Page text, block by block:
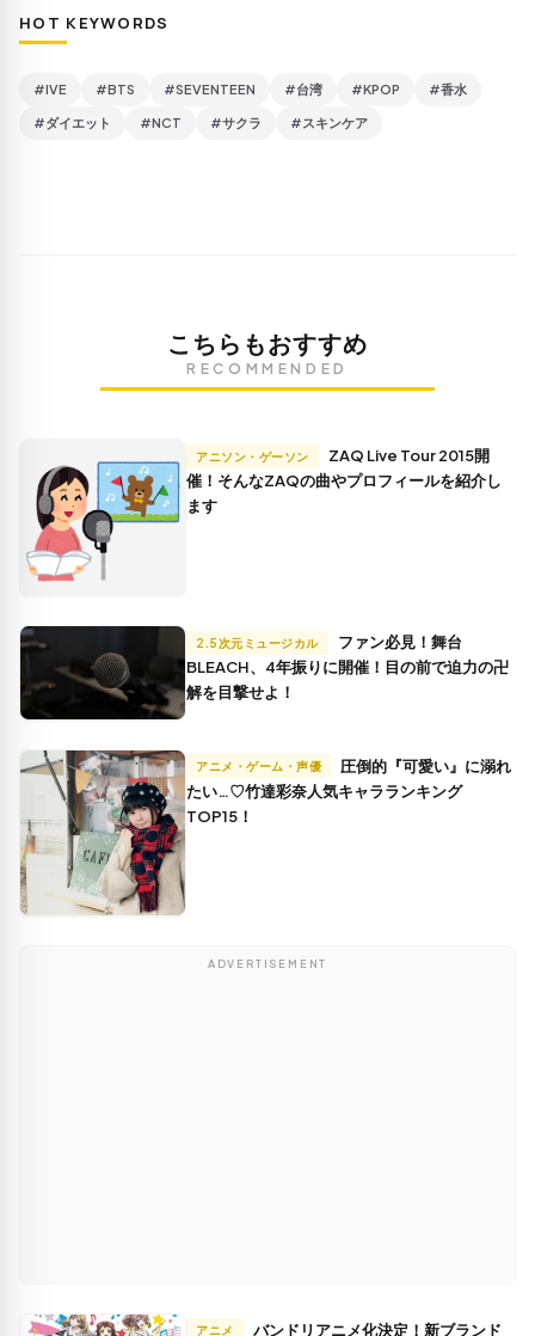
HOT KEYWORDS
#IVE #BTS #SEVENTEEN #台湾 #KPOP #香水
#ダイエット #NCT #サクラ #スキンケア
こちらもおすすめ
RECOMMENDED
アニソン・ゲーソン
催！そんなZAQの曲やプロフィールを紹介し
ます
2.5次元ミュージカル
BLEACH、4年振りに開催！目の前で迫力の卍
解を目撃せよ！
アニメ・ゲーム・声優
たい…♡竹達彩奈人気キャラランキング
TOP15！
ADVERTISEMENT
アニメ